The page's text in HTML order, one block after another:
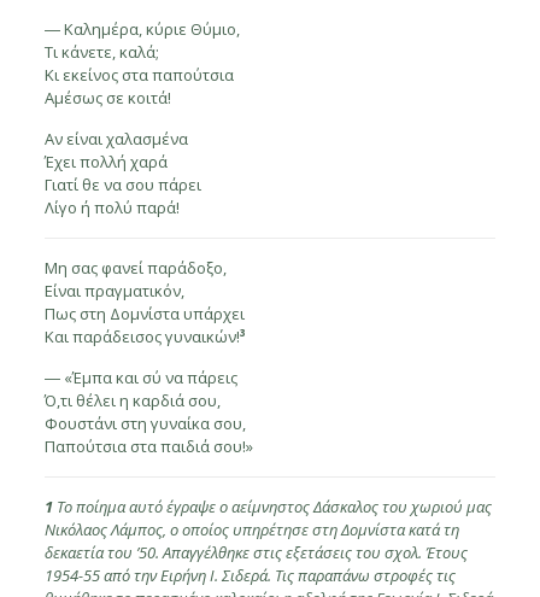
― Καλημέρα, κύριε Θύμιο,
Τι κάνετε, καλά;
Κι εκείνος στα παπούτσια
Αμέσως σε κοιτά!
Αν είναι χαλασμένα
Έχει πολλή χαρά
Γιατί θε να σου πάρει
Λίγο ή πολύ παρά!
Μη σας φανεί παράδοξο,
Είναι πραγματικόν,
Πως στη Δομνίστα υπάρχει
Και παράδεισος γυναικών!³
― «Έμπα και σύ να πάρεις
Ό,τι θέλει η καρδιά σου,
Φουστάνι στη γυναίκα σου,
Παπούτσια στα παιδιά σου!»
1Το ποίημα αυτό έγραψε ο αείμνηστος Δάσκαλος του χωριού μας
Νικόλαος Λάμπος, ο οποίος υπηρέτησε στη Δομνίστα κατά τη
δεκαετία του ’50. Απαγγέλθηκε στις εξετάσεις του σχολ. Έτους
1954-55 από την Ειρήνη Ι. Σιδερά. Τις παραπάνω στροφές τις